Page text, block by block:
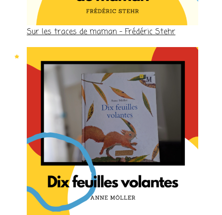
Sur les traces de maman – Frédéric Stehr